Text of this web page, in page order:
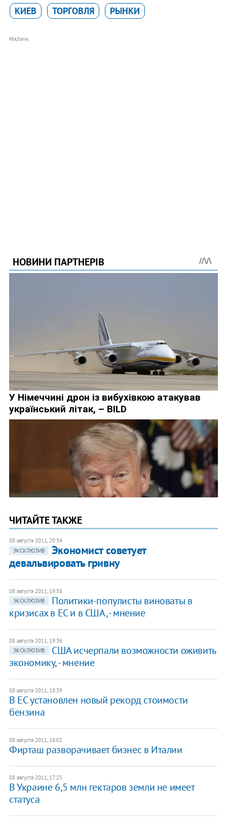
КИЕВ ТОРГОВЛЯ РЫНКИ
РЕКЛАМА
ЧИТАЙТЕ ТАКЖЕ
08 августа 2011, 20:34
ЭКСКЛЮЗИВ
Экономист советует
девальвировать гривну
08 августа 2011, 19:58
ЭКСКЛЮЗИВ
Политики-популисты виноваты в
кризисах в ЕС и в США, - мнение
08 августа 2011, 19:36
ЭКСКЛЮЗИВ
США исчерпали возможности оживить
экономику, - мнение
08 августа 2011, 18:39
В ЕС установлен новый рекорд стоимости
бензина
08 августа 2011, 18:02
Фирташ разворачивает бизнес в Италии
08 августа 2011, 17:25
В Украине 6,5 млн гектаров земли не имеет
статуса